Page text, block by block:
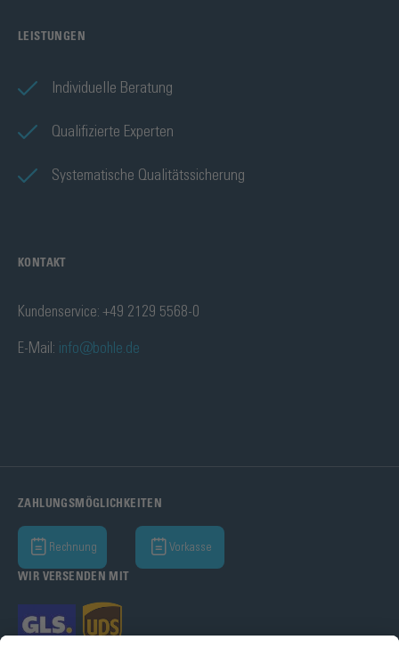
LEISTUNGEN
Individuelle Beratung
Qualifizierte Experten
Systematische Qualitätssicherung
KONTAKT
Kundenservice: +49 2129 5568-0
E-Mail: info@bohle.de
ZAHLUNGSMÖGLICHKEITEN
Rechnung Vorkasse
WIR VERSENDEN MIT